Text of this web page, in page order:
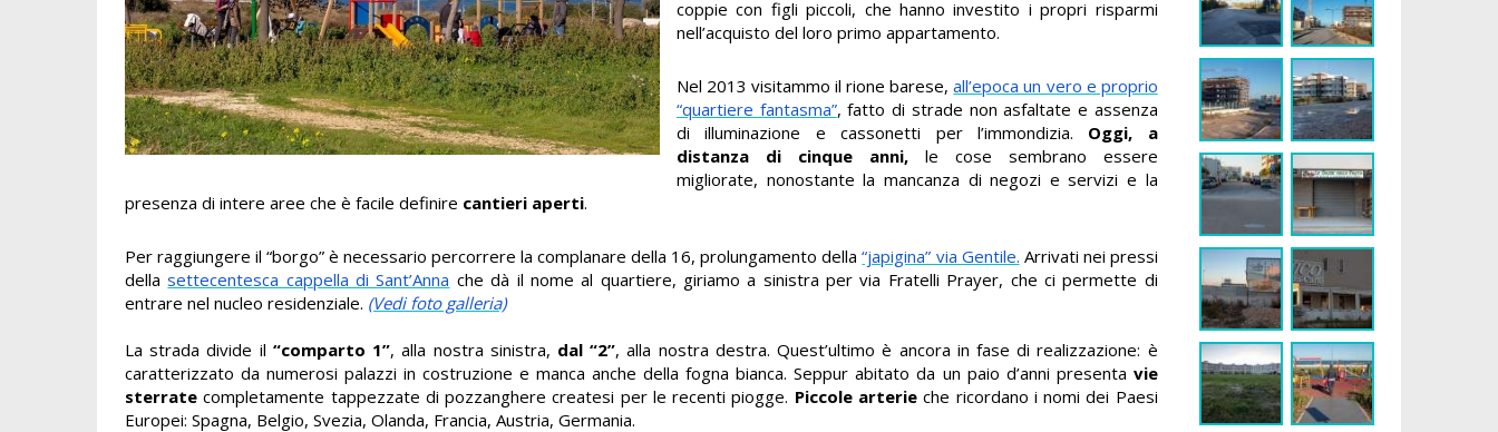
coppie con figli piccoli, che hanno investito i propri risparmi
nell’acquisto del loro primo appartamento.
Nel 2013 visitammo il rione barese,all’epoca un vero e proprio
“quartiere fantasma”, fatto di strade non asfaltate e assenza
di illuminazione e cassonetti per l’immondizia. Oggi, a
distanza di cinque anni,le cose sembrano essere
migliorate, nonostante la mancanza di negozi e servizi e la
presenza di intere aree che è facile definire cantieri aperti.
Per raggiungere il “borgo” è necessario percorrere la complanare della 16, prolungamento della“japigina” via Gentile. Arrivati nei pressi
dellasettecentesca cappella di Sant’Anna che dà il nome al quartiere, giriamo a sinistra per via Fratelli Prayer, che ci permette di
entrare nel nucleo residenziale. (Vedi foto galleria)
La strada divide il “comparto 1”, alla nostra sinistra, dal “2”, alla nostra destra. Quest’ultimo è ancora in fase di realizzazione: è
caratterizzato da numerosi palazzi in costruzione e manca anche della fogna bianca. Seppur abitato da un paio d’anni presenta vie
sterratecompletamente tappezzate di pozzanghere createsi per le recenti piogge. Piccole arterieche ricordano i nomi dei Paesi
Europei: Spagna, Belgio, Svezia, Olanda, Francia, Austria, Germania.